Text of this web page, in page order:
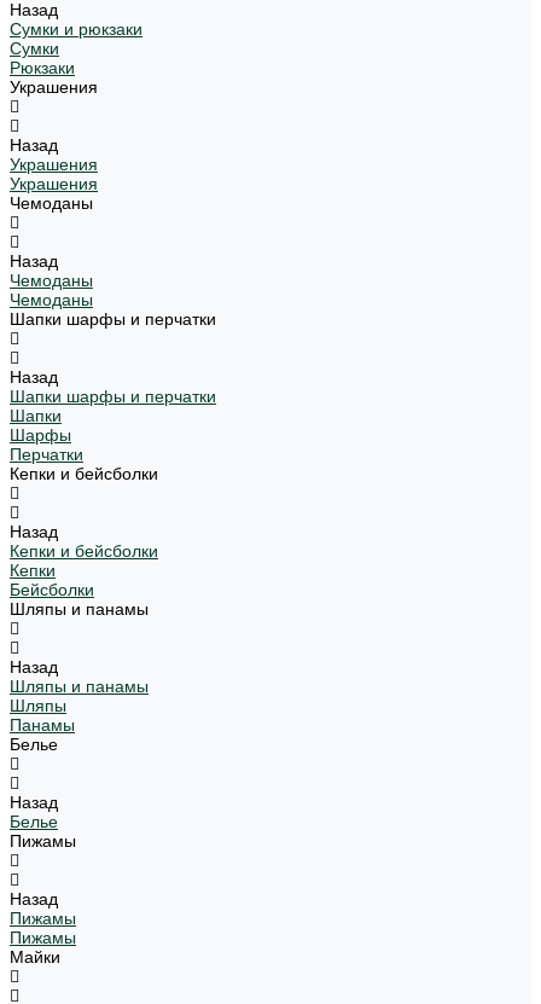
Назад
Сумки и рюкзаки
Сумки
Рюкзаки
Украшения
Назад
Украшения
Украшения
Чемоданы
Назад
Чемоданы
Чемоданы
Шапки шарфы и перчатки
Назад
Шапки шарфы и перчатки
Шапки
Шарфы
Перчатки
Кепки и бейсболки
Назад
Кепки и бейсболки
Кепки
Бейсболки
Шляпы и панамы
Назад
Шляпы и панамы
Шляпы
Панамы
Белье
Назад
Белье
Пижамы
Назад
Пижамы
Пижамы
Майки